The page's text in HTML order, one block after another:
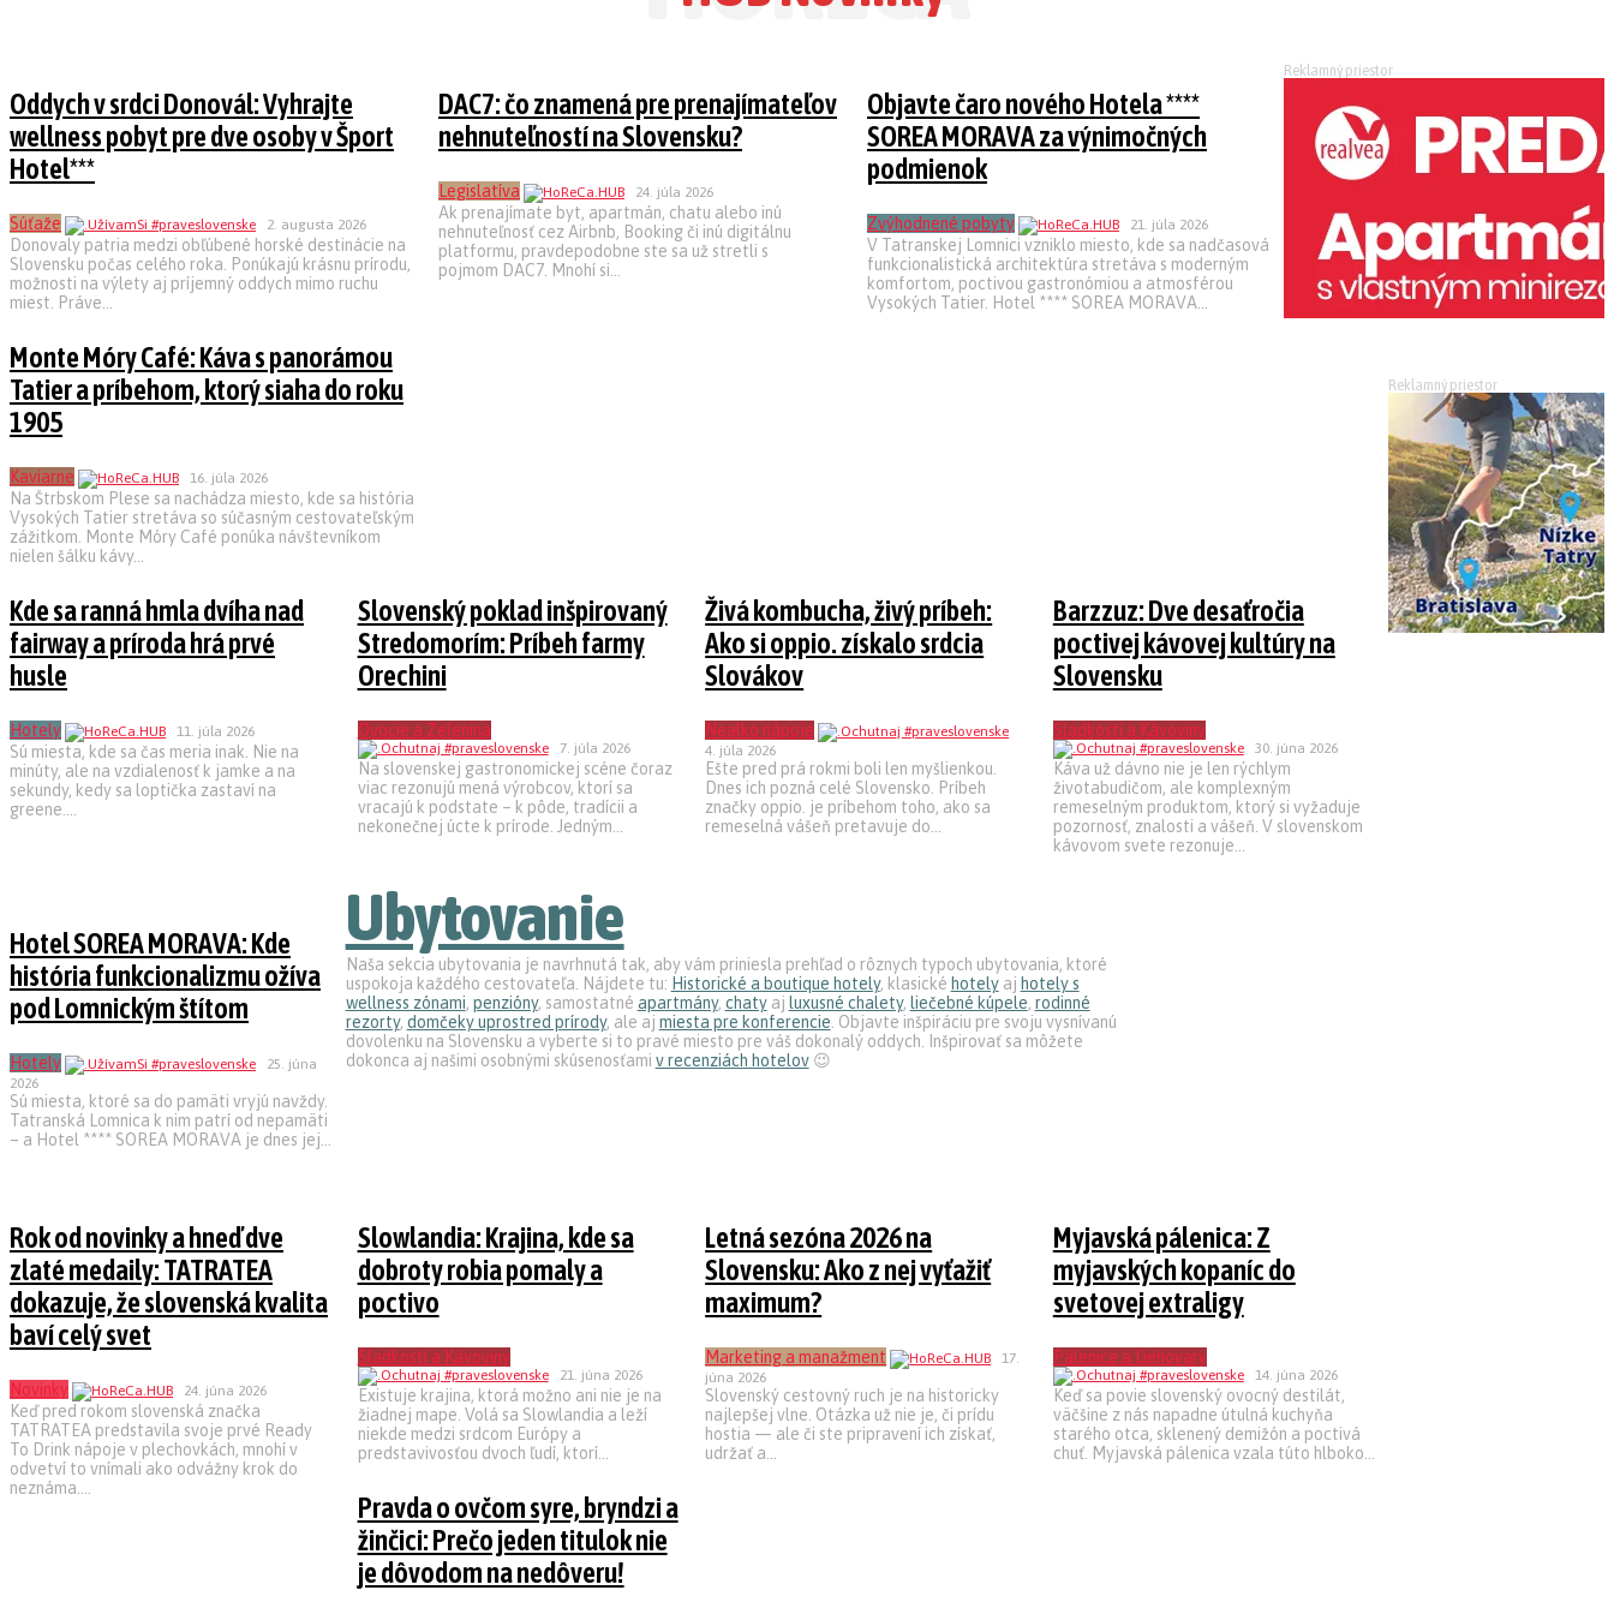
Oddych v srdci Donovál: Vyhrajte
wellness pobyt pre dve osoby v Šport
Hotel***
Súťaže 2. augusta 2026
Donovaly patria medzi obľúbené horské destinácie na
Slovensku počas celého roka. Ponúkajú krásnu prírodu,
možnosti na výlety aj príjemný oddych mimo ruchu
miest. Práve...
DAC7: čo znamená pre prenajímateľov
nehnuteľností na Slovensku?
Legislatíva 24. júla 2026
Ak prenajímate byt, apartmán, chatu alebo inú
nehnuteľnosť cez Airbnb, Booking či inú digitálnu
platformu, pravdepodobne ste sa už stretli s
pojmom DAC7. Mnohí si...
Objavte čaro nového Hotela ****
SOREA MORAVA za výnimočných
podmienok
Zvýhodnené pobyty 21. júla 2026
V Tatranskej Lomnici vzniklo miesto, kde sa nadčasová
funkcionalistická architektúra stretáva s moderným
komfortom, poctivou gastronómiou a atmosférou
Vysokých Tatier. Hotel **** SOREA MORAVA...
Monte Móry Café: Káva s panorámou
Tatier a príbehom, ktorý siaha do roku
1905
Kaviarne 16. júla 2026
Na Štrbskom Plese sa nachádza miesto, kde sa história
Vysokých Tatier stretáva so súčasným cestovateľským
zážitkom. Monte Móry Café ponúka návštevníkom
nielen šálku kávy...
Reklamný priestor
Kde sa ranná hmla dvíha nad
fairway a príroda hrá prvé
husle
Hotely 11. júla 2026
Sú miesta, kde sa čas meria inak. Nie na
minúty, ale na vzdialenosť k jamke a na
sekundy, kedy sa loptička zastaví na
greene....
Slovenský poklad inšpirovaný
Stredomorím: Príbeh farmy
Orechini
Ovocie a Zelenina
7. júla 2026
Na slovenskej gastronomickej scéne čoraz
viac rezonujú mená výrobcov, ktorí sa
vracajú k podstate – k pôde, tradícii a
nekonečnej úcte k prírode. Jedným...
Živá kombucha, živý príbeh:
Ako si oppio. získalo srdcia
Slovákov
Nealko nápoje
4. júla 2026
Ešte pred prá rokmi boli len myšlienkou.
Dnes ich pozná celé Slovensko. Príbeh
značky oppio. je príbehom toho, ako sa
remeselná vášeň pretavuje do...
Barzzuz: Dve desaťročia
poctivej kávovej kultúry na
Slovensku
Sladkosti a Kávoviny
30. júna 2026
Káva už dávno nie je len rýchlym
životabudičom, ale komplexným
remeselným produktom, ktorý si vyžaduje
pozornosť, znalosti a vášeň. V slovenskom
kávovom svete rezonuje...
Hotel SOREA MORAVA: Kde
história funkcionalizmu ožíva
pod Lomnickým štítom
Hotely
25. júna
2026
Sú miesta, ktoré sa do pamäti vryjú navždy.
Tatranská Lomnica k nim patrí od nepamäti
– a Hotel **** SOREA MORAVA je dnes jej...
Rok od novinky a hneď dve
zlaté medaily: TATRATEA
dokazuje, že slovenská kvalita
baví celý svet
Novinky 24. júna 2026
Keď pred rokom slovenská značka
TATRATEA predstavila svoje prvé Ready
To Drink nápoje v plechovkách, mnohí v
odvetví to vnímali ako odvážny krok do
neznáma....
Slowlandia: Krajina, kde sa
dobroty robia pomaly a
poctivo
Sladkosti a Kávoviny
21. júna 2026
Existuje krajina, ktorá možno ani nie je na
žiadnej mape. Volá sa Slowlandia a leží
niekde medzi srdcom Európy a
predstavivosťou dvoch ľudí, ktorí...
Letná sezóna 2026 na
Slovensku: Ako z nej vyťažiť
maximum?
Marketing a manažment
17.
júna 2026
Slovenský cestovný ruch je na historicky
najlepšej vlne. Otázka už nie je, či prídu
hostia — ale či ste pripravení ich získať,
udržať a...
Myjavská pálenica: Z
myjavských kopaníc do
svetovej extraligy
Pálenice a Liehovary
14. júna 2026
Keď sa povie slovenský ovocný destilát,
väčšine z nás napadne útulná kuchyňa
starého otca, sklenený demižón a poctivá
chuť. Myjavská pálenica vzala túto hlboko...
Pravda o ovčom syre, bryndzi a
žinčici: Prečo jeden titulok nie
je dôvodom na nedôveru!
Reklamný priestor
Ubytovanie
Naša sekcia ubytovania je navrhnutá tak, aby vám priniesla prehľad o rôznych typoch ubytovania, ktoré
uspokoja každého cestovateľa. Nájdete tu: Historické a boutique hotely, klasické hotelyaj hotely s
wellness zónami, penzióny, samostatné apartmány, chatyaj luxusné chalety, liečebné kúpele, rodinné
rezorty, domčeky uprostred prírody, ale aj miesta pre konferencie. Objavte inšpiráciu pre svoju vysnívanú
dovolenku na Slovensku a vyberte si to pravé miesto pre váš dokonalý oddych. Inšpirovať sa môžete
dokonca aj našimi osobnými skúsenosťami v recenziách hotelov😉